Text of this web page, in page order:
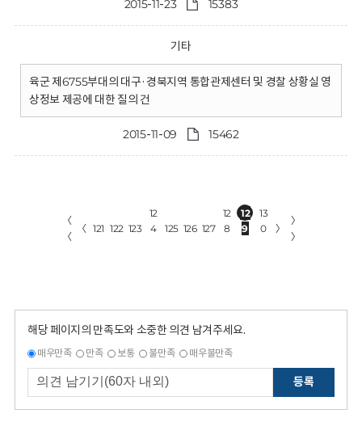
2015-11-23 15383
기타
육군 제6755부대의 대구·경북지역 통합관제센터 및 경찰 상황실 영
상정보 제공에 대한 질의 건
2015-11-09 15462
〈
〈
〈 121 122 123
12
4
125 126 127
12
8
12
9
13
0
〉
〉
〉
해당 페이지의 만족도와 소중한 의견 남겨주세요.
매우만족 만족 보통 불만족 매우불만족
등록